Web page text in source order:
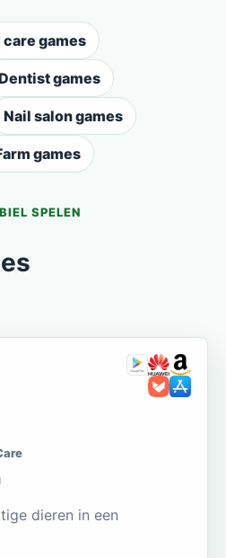
care games
games
Nail salon games
games
SPELEN
dieren in een